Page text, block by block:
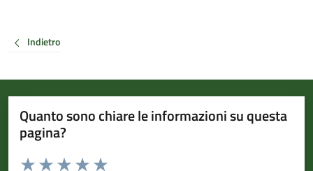
Indietro
Quanto sono chiare le informazioni su questa
pagina?
Valuta da 1 a 5 stelle la pagina